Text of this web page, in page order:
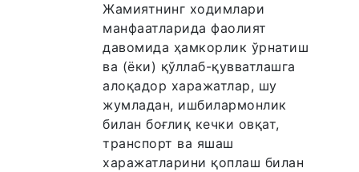
Жамиятнинг ходимлари
манфаатларида фаолият
давомида ҳамкорлик ўрнатиш
ва (ёки) қўллаб-қувватлашга
алоқадор харажатлар, шу
жумладан, ишбилармонлик
билан боғлиқ кечки овқат,
транспорт ва яшаш
харажатларини қоплаш билан